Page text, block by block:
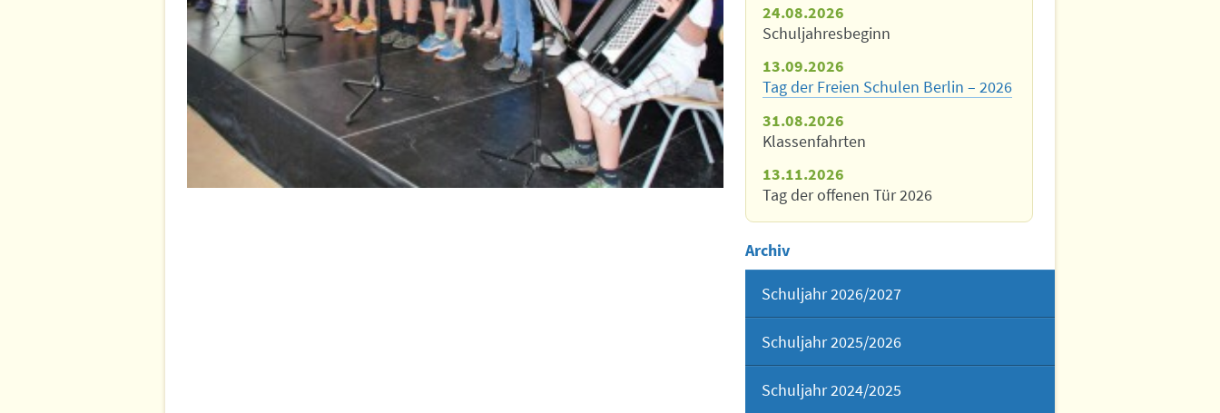
24.08.2026
Schuljahresbeginn
13.09.2026
Tag der Freien Schulen Berlin – 2026
31.08.2026
Klassenfahrten
13.11.2026
Tag der offenen Tür 2026
Archiv
Schuljahr 2026/2027
Schuljahr 2025/2026
Schuljahr 2024/2025